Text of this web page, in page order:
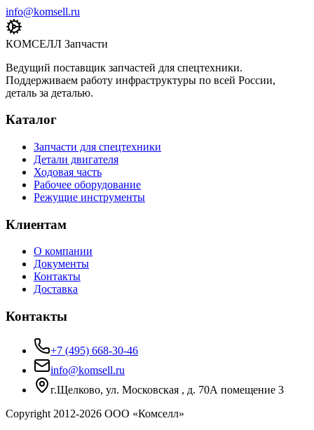
info@komsell.ru
КОМСЕЛЛ Запчасти
Ведущий поставщик запчастей для спецтехники.
Поддерживаем работу инфраструктуры по всей России,
деталь за деталью.
Каталог
Запчасти для спецтехники
Детали двигателя
Ходовая часть
Рабочее оборудование
Режущие инструменты
Клиентам
О компании
Документы
Контакты
Доставка
Контакты
+7 (495) 668-30-46
info@komsell.ru
г.Щелково, ул. Московская , д. 70А помещение 3
Copyright 2012-2026 ООО «Комселл»